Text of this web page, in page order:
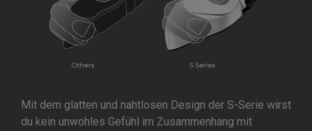
Mit dem glatten und nahtlosen Design der S-Serie wirst
du kein unwohles Gefühl im Zusammenhang mit